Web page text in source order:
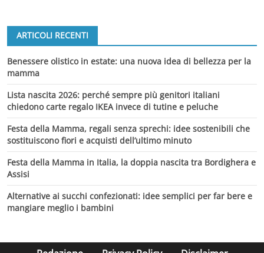
ARTICOLI RECENTI
Benessere olistico in estate: una nuova idea di bellezza per la
mamma
Lista nascita 2026: perché sempre più genitori italiani
chiedono carte regalo IKEA invece di tutine e peluche
Festa della Mamma, regali senza sprechi: idee sostenibili che
sostituiscono fiori e acquisti dell’ultimo minuto
Festa della Mamma in Italia, la doppia nascita tra Bordighera e
Assisi
Alternative ai succhi confezionati: idee semplici per far bere e
mangiare meglio i bambini